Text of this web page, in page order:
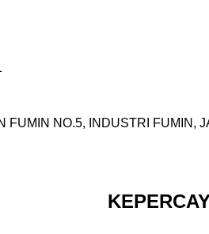
FUMIN NO.5, INDUSTRI